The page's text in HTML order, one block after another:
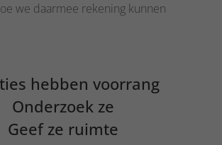
we daarmee rekening kunnen
hebben voorrang
Onderzoek ze
Geef ze ruimte